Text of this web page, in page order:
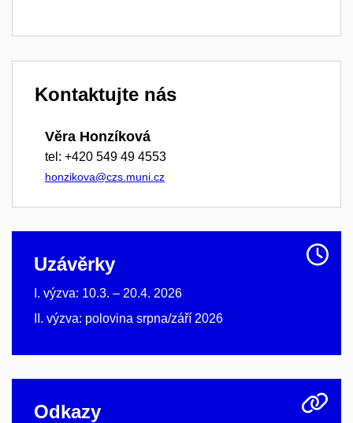
Kontaktujte nás
Věra Honzíková
tel: +420 549 49 4553
honzikova@czs.muni.cz
Uzávěrky
I. výzva: 10.3. – 20.4. 2026
II. výzva: polovina srpna/září 2026
Odkazy